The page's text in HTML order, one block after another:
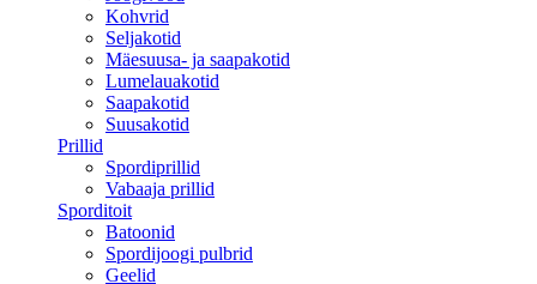
Kohvrid
Seljakotid
Mäesuusa- ja saapakotid
Lumelauakotid
Saapakotid
Suusakotid
Prillid
Spordiprillid
Vabaaja prillid
Sporditoit
Batoonid
Spordijoogi pulbrid
Geelid